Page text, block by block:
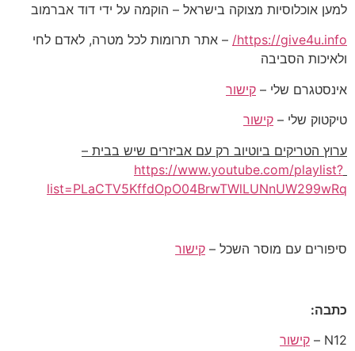
למען אוכלוסיות מצוקה בישראל – הוקמה על ידי דוד אברמוב
https://give4u.info/ – אתר תרומות לכל מטרה, לאדם לחי
ולאיכות הסביבה
אינסטגרם שלי – קישור
טיקטוק שלי – קישור
ערוץ הטריקים ביוטיוב רק עם אביזרים שיש בבית –
https://www.youtube.com/playlist?
list=PLaCTV5KffdOpO04BrwTWlLUNnUW299wRq
סיפורים עם מוסר השכל – קישור
כתבה:
N12 –
קישור